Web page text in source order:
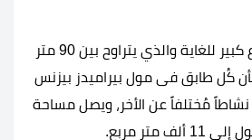
وتتميز الطوابق بارتفاع كبير للغاية والذي يتراوح بين 90 متر
علماً بأن كُل طابق فى مول بيراميدز بيزنس
نشاطاً مُختلفاً عن الأخر، ويصل مساحة
متر مربع.